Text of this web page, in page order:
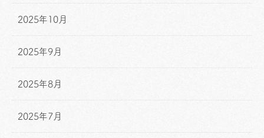
2025年10月
2025年9月
2025年8月
2025年7月